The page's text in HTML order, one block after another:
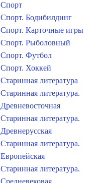
Спорт
Спорт. Бодибилдинг
Спорт. Карточные игры
Спорт. Рыболовный
Спорт. Футбол
Спорт. Хоккей
Старинная литература
Старинная литература.
Древневосточная
Старинная литература.
Древнерусская
Старинная литература.
Европейская
Старинная литература.
Средневековая